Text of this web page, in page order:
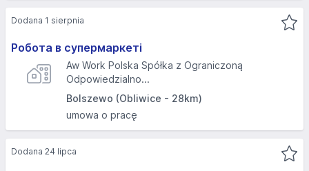
Робота в супермаркеті
Aw Work Polska Spółka z Ograniczoną
Odpowiedzialno...
Bolszewo (Obliwice - 28km)
umowa o pracę
Dodana 1 sierpnia
Dodana 24 lipca